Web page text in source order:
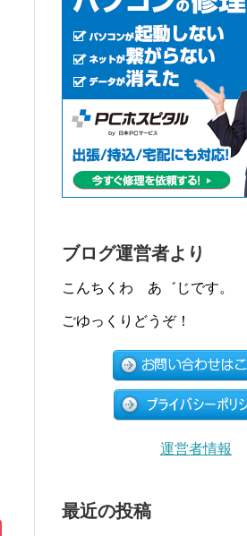
ブログ運営者より
こんちくわ あ゛じです。
ごゆっくりどうぞ！
運営者情報
最近の投稿